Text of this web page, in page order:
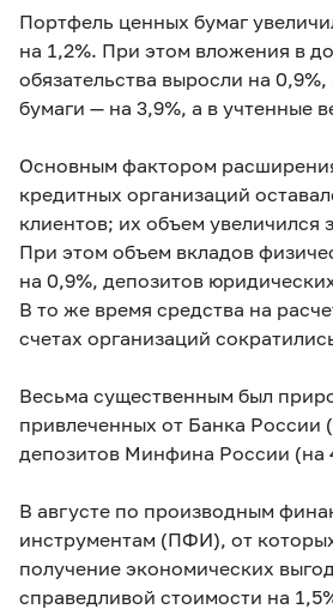
Портфель ценных бумаг
на 1,2%. При этом вложения в
обязательства выросли на
бумаги — на 3,9%, а в учтенные
Основным фактором
кредитных организаций
клиентов; их объем увеличился
При этом объем вкладов
на 0,9%, депозитов
В то же время средства на
счетах организаций
Весьма существенным был
привлеченных от Банка России
депозитов Минфина России (на
В августе по производным
инструментам (ПФИ), от
получение экономических
справедливой стоимости на